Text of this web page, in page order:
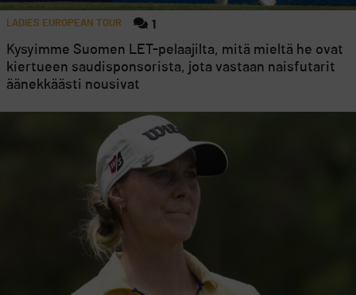
LADIES EUROPEAN TOUR 1
Kysyimme Suomen LET-pelaajilta, mitä mieltä he ovat
kiertueen saudisponsorista, jota vastaan naisfutarit
äänekkäästi nousivat